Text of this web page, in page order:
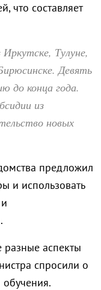
что составляет
Тулуне,
Девять
до конца года.
из
новых
предложил
и использовать
аспекты
спросили о